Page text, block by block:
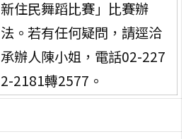
新住民舞蹈比賽」比賽辦
法。若有任何疑問，請逕洽
承辦人陳小姐，電話02-227
2-2181轉2577。